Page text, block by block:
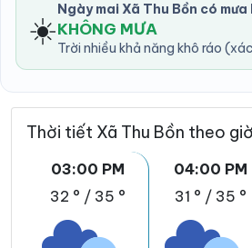
☀️ Ngày mai Xã Thu Bồn có
KHÔNG MƯA
Trời nhiều khả năng khô ráo
Thời tiết Xã Thu Bồn theo giờ
03:00 PM
32 ° / 35 °
04:00 PM
31 ° / 35 °